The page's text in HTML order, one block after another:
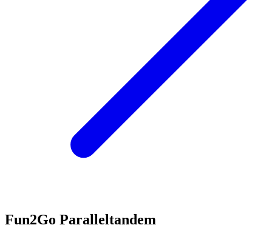
Fun2Go Paralleltandem